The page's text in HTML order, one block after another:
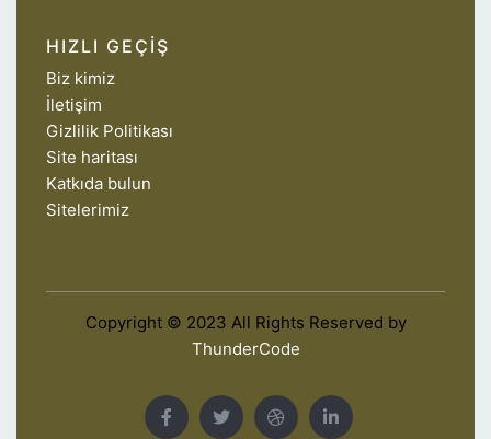
HIZLI GEÇIŞ
Biz kimiz
İletişim
Gizlilik Politikası
Site haritası
Katkıda bulun
Sitelerimiz
Copyright © 2023 All Rights Reserved by
ThunderCode